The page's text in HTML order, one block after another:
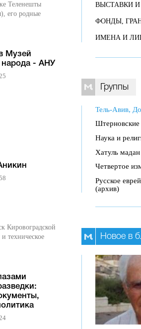
Теленешты
его родные
Музей
народа - АНУ
Кировоградской
техническое
ВЫСТАВКИ
ФОНДЫ,
ИМЕНА И
Группы
Тель-Авив,
Штерновские
Наука и
Хатуль мадан
Четвертое
Русское
(архив)
Новое в